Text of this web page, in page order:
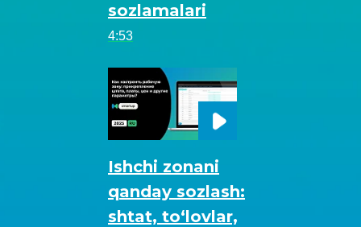
sozlamalari
4:53
Ishchi zonani
qanday sozlash:
shtat, to‘lovlar,